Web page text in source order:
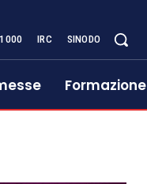
IRC SINODO
Formazione